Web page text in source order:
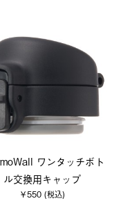
ワンタッチボト
ル交換用キャップ
￥550 (税込)